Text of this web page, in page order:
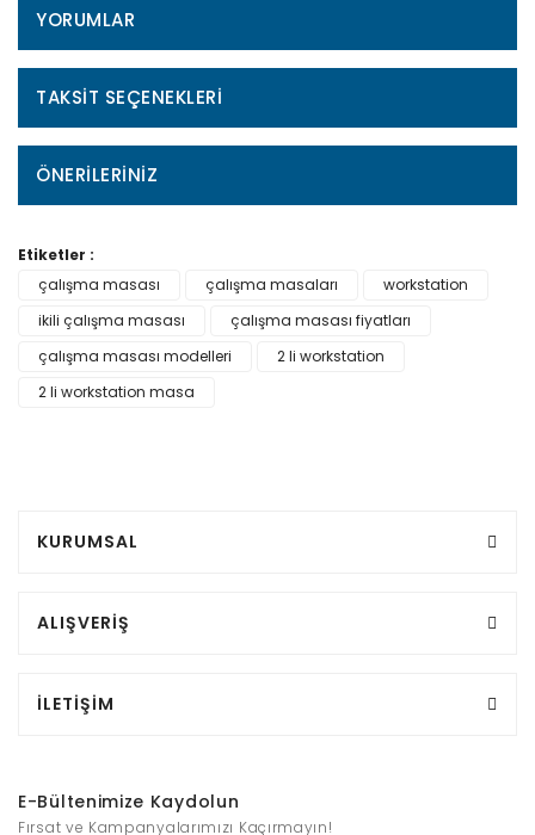
YORUMLAR
TAKSIT SEÇENEKLERI
ÖNERILERINIZ
Etiketler :
çalışma masası
çalışma masaları
workstation
ikili çalışma masası
çalışma masası fiyatları
çalışma masası modelleri
2 li workstation
2 li workstation masa
KURUMSAL
ALIŞVERİŞ
İLETİŞİM
E-Bültenimize Kaydolun
Fırsat ve Kampanyalarımızı Kaçırmayın!